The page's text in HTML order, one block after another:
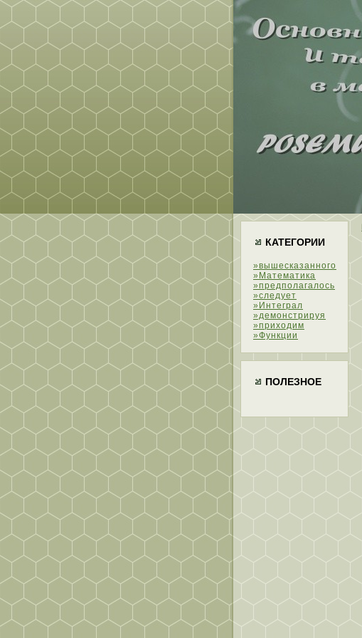
КАТЕГОРИИ
»вышесказанного
»Математика
»предполагалось
»следует
»Интеграл
»демонстрируя
»приходим
»Функции
ПОЛЕЗНОЕ